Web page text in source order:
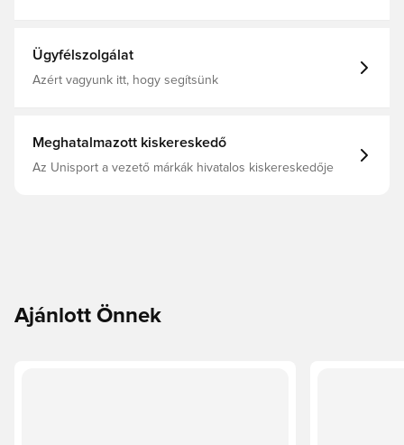
Ügyfélszolgálat
Azért vagyunk itt, hogy segítsünk
Meghatalmazott kiskereskedő
Az Unisport a vezető márkák hivatalos kiskereskedője
Ajánlott Önnek